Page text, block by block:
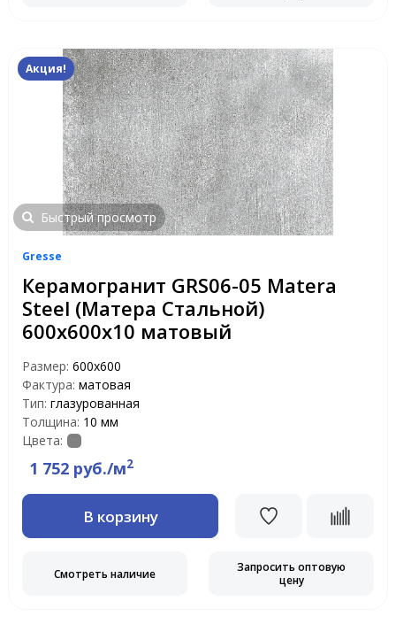
Акция!
Быстрый просмотр
Gresse
Керамогранит GRS06-05 Matera
Steel (Матера Стальной)
600х600x10 матовый
Размер: 600х600
Фактура: матовая
Тип: глазурованная
Толщина: 10 мм
Цвета:
1 752 руб./м2
В корзину
Смотреть наличие
Запросить оптовую
цену